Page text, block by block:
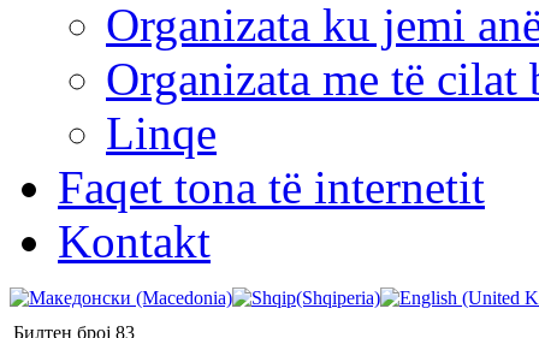
Organizata ku jemi
Organizata me të cilat
Linqe
Faqet tona të internetit
Kontakt
Билтен број 83